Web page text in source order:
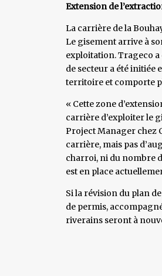
Extension de
La carrière de la
Le gisement arrive à
exploitation. Trageco a
de secteur a été initiée
territoire et comporte
« Cette zone
carrière d’exploiter le
Project Manager chez
carrière, mais pas
charroi, ni du nombre
est en place
Si la révision du plan
de permis,
riverains seront à